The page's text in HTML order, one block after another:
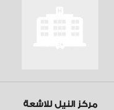
مركز النيل للاشعة